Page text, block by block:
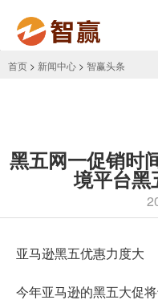
首页 > 新闻中心 > 智赢头条
黑五网一促销时
境平台黑
亚马逊黑五优惠力度大
今年亚马逊的黑五大促